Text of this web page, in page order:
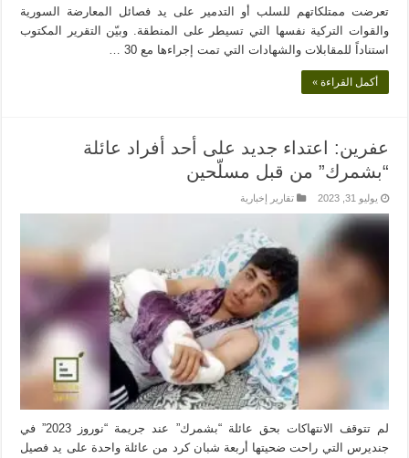
تعرضت ممتلكاتهم للسلب أو التدمير على يد فصائل المعارضة السورية
والقوات التركية نفسها التي تسيطر على المنطقة. وبيّن التقرير المكتوب
استناداً للمقابلات والشهادات التي تمت إجراءها مع 30 …
أكمل القراءة »
عفرين: اعتداء جديد على أحد أفراد عائلة
“بشمرك” من قبل مسلّحين
يوليو 31, 2023 تقارير إخبارية
لم تتوقف الانتهاكات بحق عائلة “بشمرك” عند جريمة “نوروز 2023” في
جنديرس التي راحت ضحيتها أربعة شبان كرد من عائلة واحدة على يد فصيل